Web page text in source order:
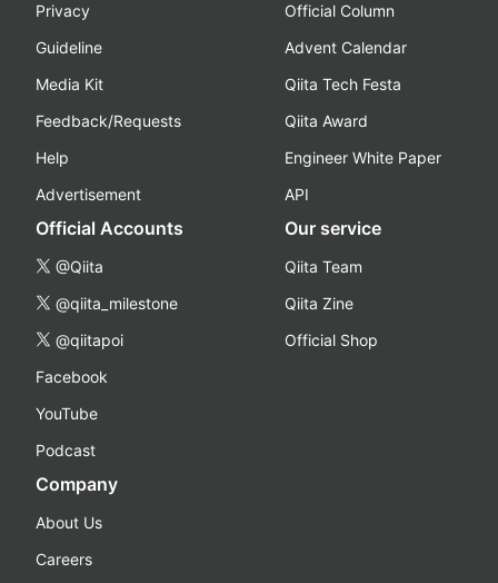
Privacy
Guideline
Media Kit
Feedback/Requests
Help
Advertisement
Official Column
Advent Calendar
Qiita Tech Festa
Qiita Award
Engineer White Paper
API
Official Accounts
@Qiita
@qiita_milestone
@qiitapoi
Facebook
YouTube
Podcast
Our service
Qiita Team
Qiita Zine
Official Shop
Company
About Us
Careers